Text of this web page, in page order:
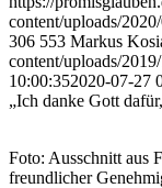
content/uploads/
306 553 Markus
content/uploads/
10:00:352020-07-27
„Ich danke Gott
Foto: Ausschnitt aus
freundlicher